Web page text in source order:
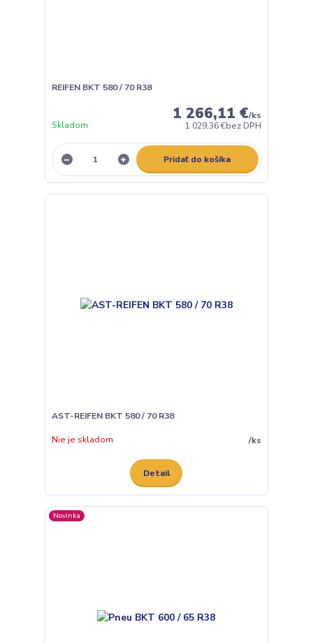
REIFEN BKT 580 / 70 R38
1 266,11 €/ks
1 029,36 €bez DPH
Skladom
Pridať do košíka
AST-REIFEN BKT 580 / 70 R38
/ks
Nie je skladom
Detail
Novinka